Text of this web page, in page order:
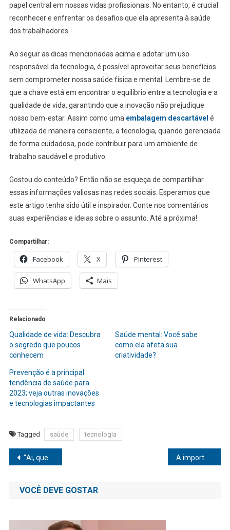
papel central em nossas vidas profissionais. No entanto, é crucial
reconhecer e enfrentar os desafios que ela apresenta à saúde
dos trabalhadores.
Ao seguir as dicas mencionadas acima e adotar um uso
responsável da tecnologia, é possível aproveitar seus benefícios
sem comprometer nossa saúde física e mental. Lembre-se de
que a chave está em encontrar o equilíbrio entre a tecnologia e a
qualidade de vida, garantindo que a inovação não prejudique
nosso bem-estar. Assim como uma embalagem descartável é
utilizada de maneira consciente, a tecnologia, quando gerenciada
de forma cuidadosa, pode contribuir para um ambiente de
trabalho saudável e produtivo.
Gostou do conteúdo? Então não se esqueça de compartilhar
essas informações valiosas nas redes sociais. Esperamos que
este artigo tenha sido útil e inspirador. Conte nos comentários
suas experiências e ideias sobre o assunto. Até a próxima!
Compartilhar:
Facebook X Pinterest
WhatsApp Mais
Relacionado
Qualidade de vida: Descubra
o segredo que poucos
conhecem
Saúde mental: Você sabe
como ela afeta sua
criatividade?
Prevenção é a principal
tendência de saúde para
2023; veja outras inovações
e tecnologias impactantes
Tagged saúde tecnologia
Navegação
de
Post
“Ai, que delícia o verão”? Chegada da estação mais quente do ano, pode deixar muitos de cabelo em pé — literalmente
VOCÊ DEVE GOSTAR